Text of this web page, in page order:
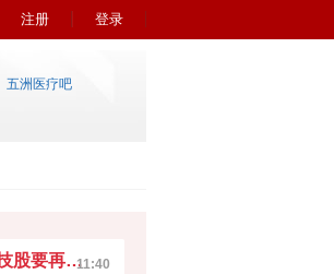
注册 登录
五洲医疗吧
早盘出现一大隐患！科技股要再次吸干大盘？11:40